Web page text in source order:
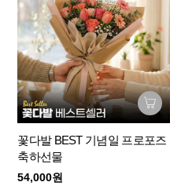
꽃다발 BEST 기념일 프로포즈
축하선물
54,000원